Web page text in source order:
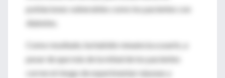
poblaciones vulnerables como los pacientes con
diabetes.
Como resultado, ha habido renuencia a usarlo, a
pesar de que más de la mitad de los pacientes
corren el riesgo de experimentar náuseas y